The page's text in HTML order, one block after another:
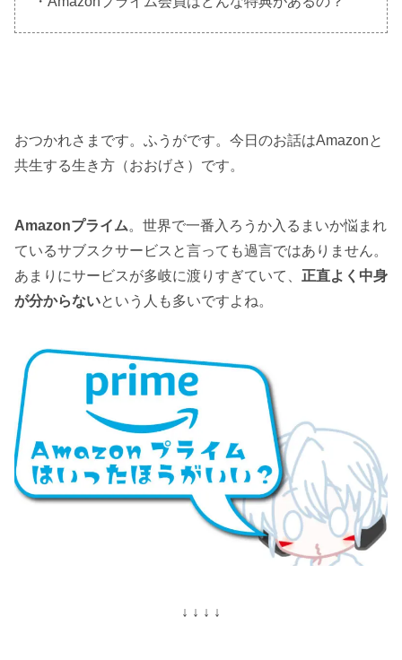
おつかれさまです。ふうがです。今日のお話はAmazonと
共生する生き方（おおげさ）です。
Amazonプライム。世界で一番入ろうか入るまいか悩まれ
ているサブスクサービスと言っても過言ではありません。
あまりにサービスが多岐に渡りすぎていて、 正直よく中身
が分からないという人も多いですよね。
↓ ↓ ↓ ↓